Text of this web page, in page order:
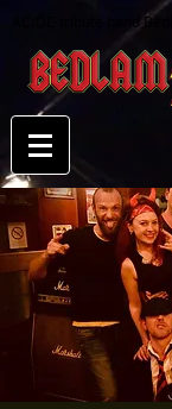
AC/DC tribute band